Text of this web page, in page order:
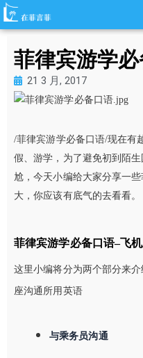
跳
至
菲律宾游学
21 3 月, 2017
/菲律宾游学必备口语/现在有
假、游学，为了避免初到陌
尬，今天小编给大家分享一
大，你应该有底气的去看看。
菲律宾游学必备口语–飞
这里小编将分为两个部分来
座沟通所用英语
与乘务员沟通